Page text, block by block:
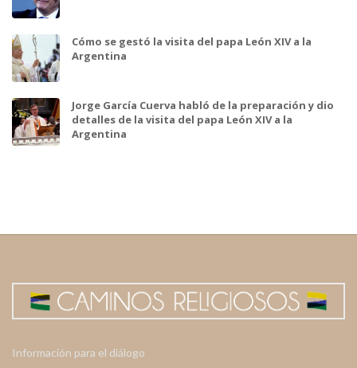
Cómo se gestó la visita del papa León XIV a la
Argentina
Jorge García Cuerva habló de la preparación y dio
detalles de la visita del papa León XIV a la
Argentina
Información para el diálogo